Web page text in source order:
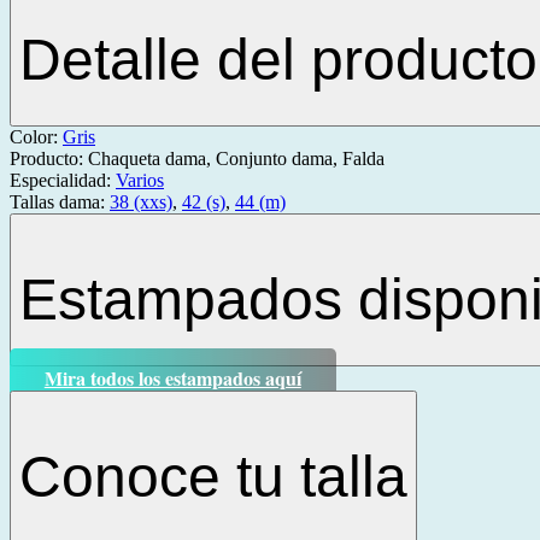
Detalle del producto
Color: Gris
Producto: Chaqueta dama, Conjunto dama, Falda
Especialidad: Varios
Tallas dama: 38 (xxs), 42 (s), 44 (m)
Estampados
Mira todos los estampados aquí
Conoce tu talla